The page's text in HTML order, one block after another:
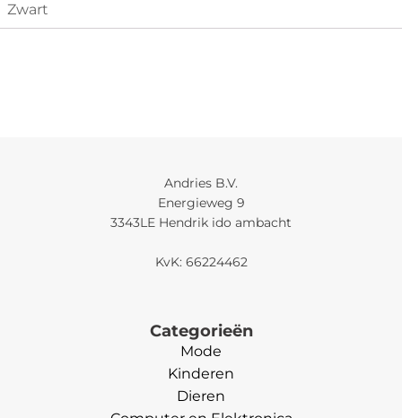
Zwart
Andries B.V.
Energieweg 9
3343LE Hendrik ido ambacht
KvK: 66224462
Categorieën
Mode
Kinderen
Dieren